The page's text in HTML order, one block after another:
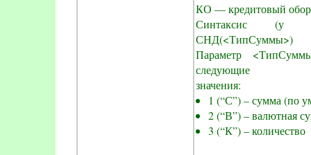
КО — кредитовый
Синтаксис (у
СНД(<ТипСуммы>)
Параметр
следующие
значения:
1 (“С”) – сумма (по
2 (“В”) – валютная
3 (“К”) – количество